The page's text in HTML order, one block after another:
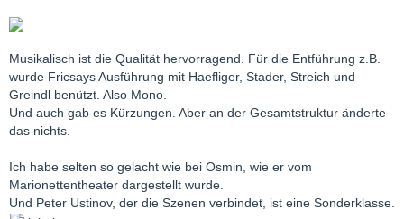
Musikalisch ist die Qualität hervorragend. Für die Entführung z.B.
wurde Fricsays Ausführung mit Haefliger, Stader, Streich und
Greindl benützt. Also Mono.
Und auch gab es Kürzungen. Aber an der Gesamtstruktur änderte
das nichts.
Ich habe selten so gelacht wie bei Osmin, wie er vom
Marionettentheater dargestellt wurde.
Und Peter Ustinov, der die Szenen verbindet, ist eine Sonderklasse.